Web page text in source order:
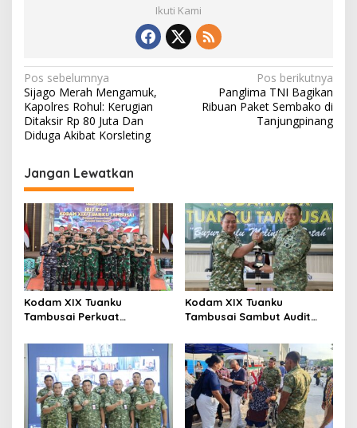
Ikuti Kami
N
a
v
i
g
a
s
i
p
o
s
Pos sebelumnya
Sijago Merah Mengamuk,
Kapolres Rohul: Kerugian
Ditaksir Rp 80 Juta Dan
Diduga Akibat Korsleting
Pos berikutnya
Panglima TNI Bagikan
Ribuan Paket Sembako di
Tanjungpinang
Jangan Lewatkan
Kodam XIX Tuanku
Tambusai Perkuat
Donor Darah HUT Ke-1
Kodam XIX Tuanku
Tambusai Sambut Audit
Tegaskan Akurasi Data Jadi
Kunci